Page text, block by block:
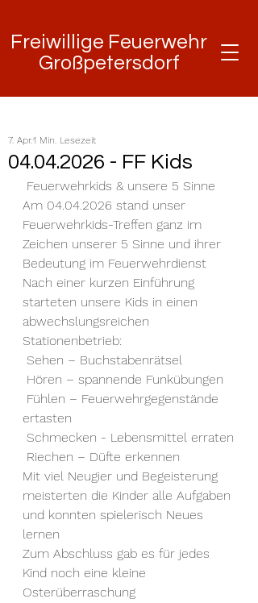
Freiwillige Feuerwehr
Großpetersdorf
Freiwillige Feuerwehr
Großpetersdorf
04.04.2026 - FF Kids
7. Apr.1 Min. Lesezeit
Feuerwehrkids & unsere 5 Sinne
Am 04.04.2026 stand unser
Feuerwehrkids-Treffen ganz im
Zeichen unserer 5 Sinne und ihrer
Bedeutung im Feuerwehrdienst
Nach einer kurzen Einführung
starteten unsere Kids in einen
abwechslungsreichen
Stationenbetrieb:
Sehen – Buchstabenrätsel
Hören – spannende Funkübungen
Fühlen – Feuerwehrgegenstände
ertasten
Schmecken - Lebensmittel erraten
Riechen – Düfte erkennen
Mit viel Neugier und Begeisterung
meisterten die Kinder alle Aufgaben
und konnten spielerisch Neues
lernen
Zum Abschluss gab es für jedes
Kind noch eine kleine
Osterüberraschung